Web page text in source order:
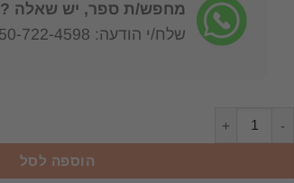
מחפש/ת ספר, יש שאלה ?
שלח/י הודעה: 050-722-4598
כמות של חידון תנכ"י / אפרים אבן
הוספה לסל